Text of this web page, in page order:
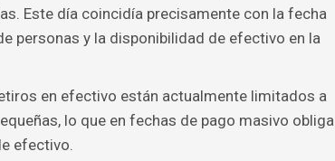
Este día coincidía precisamente con la fecha
personas y la disponibilidad de efectivo en la
en efectivo están actualmente limitados a
lo que en fechas de pago masivo obliga
efectivo.